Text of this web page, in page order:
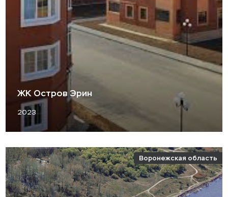
ЖК Остров Эрин
2023
Воронежская область